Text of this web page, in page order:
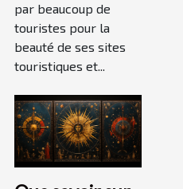
par beaucoup de
touristes pour la
beauté de ses sites
touristiques et...